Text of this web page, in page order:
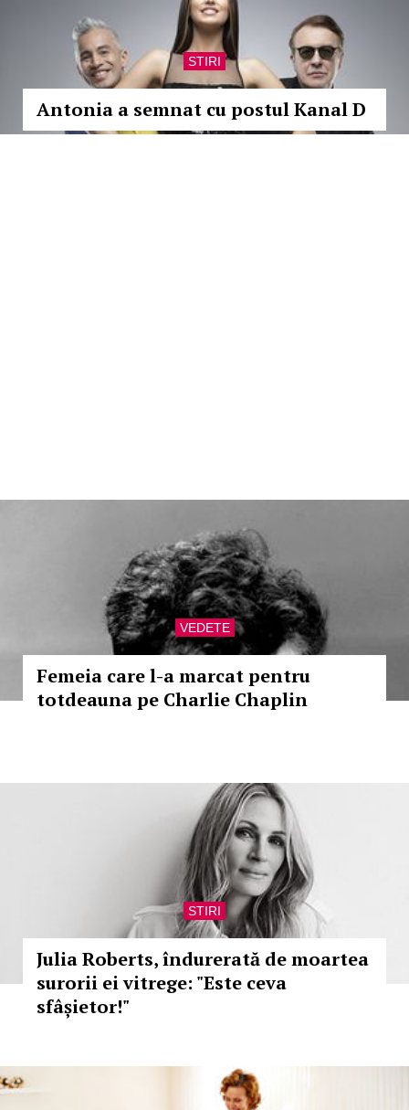
STIRI
Antonia a semnat cu postul Kanal D
VEDETE
Femeia care l-a marcat pentru
totdeauna pe Charlie Chaplin
STIRI
Julia Roberts, îndurerată de moartea
surorii ei vitrege: "Este ceva
sfâșietor!"